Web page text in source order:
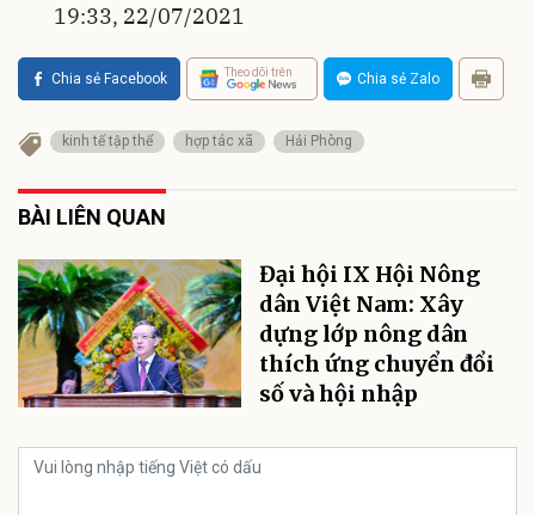
19:33, 22/07/2021
Chia sẻ Facebook Theo dõi trên Chia sẻ Zalo
kinh tế tập thể hợp tác xã Hải Phòng
BÀI LIÊN QUAN
Đại hội IX Hội Nông
dân Việt Nam: Xây
dựng lớp nông dân
thích ứng chuyển đổi
số và hội nhập